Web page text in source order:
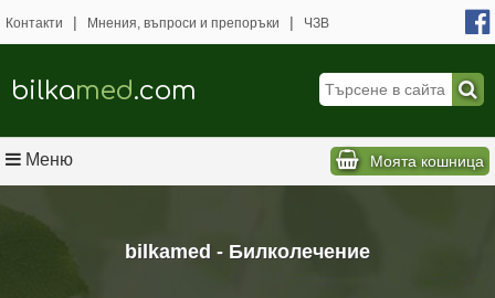
bilkamed - Билколечение
Контакти | Мнения, въпроси и препоръки | ЧЗВ
bilkamed.com
Меню Моята кошница